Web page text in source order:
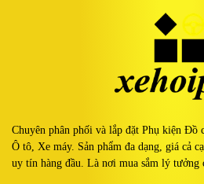
Chuyên phân phối và lắp đặt Phụ kiện Đồ
Ô tô, Xe máy. Sản phẩm đa dạng, giá cả
uy tín hàng đầu. Là nơi mua sắm lý tưởng